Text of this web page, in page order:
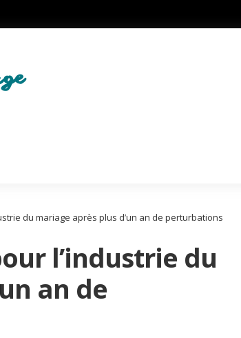
du mariage après plus d’un an de perturbations
l’industrie du
an de